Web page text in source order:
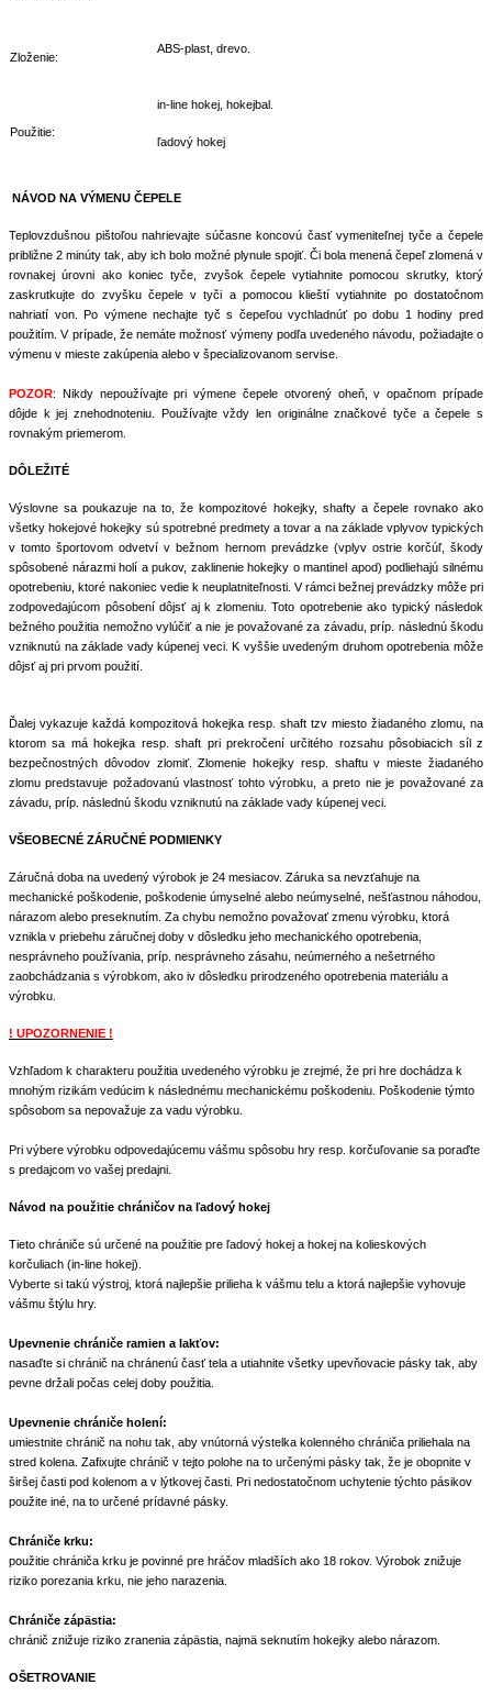
Zloženie:
ABS-plast, drevo.
Použitie:
in-line hokej, hokejbal.
ľadový hokej
NÁVOD NA VÝMENU ČEPELE
Teplovzdušnou pištoľou nahrievajte súčasne koncovú časť vymeniteľnej tyče a čepele
približne 2 minúty tak, aby ich bolo možné plynule spojiť. Či bola menená čepeľ zlomená v
rovnakej úrovni ako koniec tyče, zvyšok čepele vytiahnite pomocou skrutky, ktorý
zaskrutkujte do zvyšku čepele v tyči a pomocou klieští vytiahnite po dostatočnom
nahriatí von. Po výmene nechajte tyč s čepeľou vychladnúť po dobu 1 hodiny pred
použitím. V prípade, že nemáte možnosť výmeny podľa uvedeného návodu, požiadajte o
výmenu v mieste zakúpenia alebo v špecializovanom servise.
POZOR: Nikdy nepoužívajte pri výmene čepele otvorený oheň, v opačnom prípade
dôjde k jej znehodnoteniu. Používajte vždy len originálne značkové tyče a čepele s
rovnakým priemerom.
DÔLEŽITÉ
Výslovne sa poukazuje na to, že kompozitové hokejky, shafty a čepele rovnako ako
všetky hokejové hokejky sú spotrebné predmety a tovar a na základe vplyvov typických
v tomto športovom odvetví v bežnom hernom prevádzke (vplyv ostrie korčúľ, škody
spôsobené nárazmi holí a pukov, zaklinenie hokejky o mantinel apod) podliehajú silnému
opotrebeniu, ktoré nakoniec vedie k neuplatniteľnosti. V rámci bežnej prevádzky môže pri
zodpovedajúcom pôsobení dôjsť aj k zlomeniu. Toto opotrebenie ako typický následok
bežného použitia nemožno vylúčiť a nie je považované za závadu, príp. následnú škodu
vzniknutú na základe vady kúpenej veci. K vyššie uvedeným druhom opotrebenia môže
dôjsť aj pri prvom použití.
Ďalej vykazuje každá kompozitová hokejka resp. shaft tzv miesto žiadaného zlomu, na
ktorom sa má hokejka resp. shaft pri prekročení určitého rozsahu pôsobiacich síl z
bezpečnostných dôvodov zlomiť. Zlomenie hokejky resp. shaftu v mieste žiadaného
zlomu predstavuje požadovanú vlastnosť tohto výrobku, a preto nie je považované za
závadu, príp. následnú škodu vzniknutú na základe vady kúpenej veci.
VŠEOBECNÉ ZÁRUČNÉ PODMIENKY
Záručná doba na uvedený výrobok je 24 mesiacov. Záruka sa nevzťahuje na
mechanické poškodenie, poškodenie úmyselné alebo neúmyselné, nešťastnou náhodou,
nárazom alebo preseknutím. Za chybu nemožno považovať zmenu výrobku, ktorá
vznikla v priebehu záručnej doby v dôsledku jeho mechanického opotrebenia,
nesprávneho používania, príp. nesprávneho zásahu, neúmerného a nešetrného
zaobchádzania s výrobkom, ako iv dôsledku prirodzeného opotrebenia materiálu a
výrobku.
! UPOZORNENIE !
Vzhľadom k charakteru použitia uvedeného výrobku je zrejmé, že pri hre dochádza k
mnohým rizikám vedúcim k následnému mechanickému poškodeniu. Poškodenie týmto
spôsobom sa nepovažuje za vadu výrobku.
Pri výbere výrobku odpovedajúcemu vášmu spôsobu hry resp. korčuľovanie sa poraďte
s predajcom vo vašej predajni.
Návod na použitie chráničov na ľadový hokej
Tieto chrániče sú určené na použitie pre ľadový hokej a hokej na kolieskových
korčuliach (in-line hokej).
Vyberte si takú výstroj, ktorá najlepšie prilieha k vášmu telu a ktorá najlepšie vyhovuje
vášmu štýlu hry.
Upevnenie chrániče ramien a lakťov:
nasaďte si chránič na chránenú časť tela a utiahnite všetky upevňovacie pásky tak, aby
pevne držali počas celej doby použitia.
Upevnenie chrániče holení:
umiestnite chránič na nohu tak, aby vnútorná výstelka kolenného chrániča priliehala na
stred kolena. Zafixujte chránič v tejto polohe na to určenými pásky tak, že je obopnite v
širšej časti pod kolenom a v lýtkovej časti. Pri nedostatočnom uchytenie týchto pásikov
použite iné, na to určené prídavné pásky.
Chrániče krku:
použitie chrániča krku je povinné pre hráčov mladších ako 18 rokov. Výrobok znižuje
riziko porezania krku, nie jeho narazenia.
Chrániče zápästia:
chránič znižuje riziko zranenia zápästia, najmä seknutím hokejky alebo nárazom.
OŠETROVANIE